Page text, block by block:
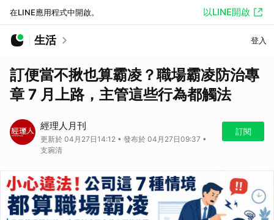
在LINE應用程式中開啟。 以LINE開啟
生活 登入
訂便當不揪也算霸凌？職場霸凌防治專
章 7 月上路，主管這些行為都觸法
經理人月刊
更新於 04月27日14:12 • 發布於 04月27日09:37 •
支琬清
訂閱